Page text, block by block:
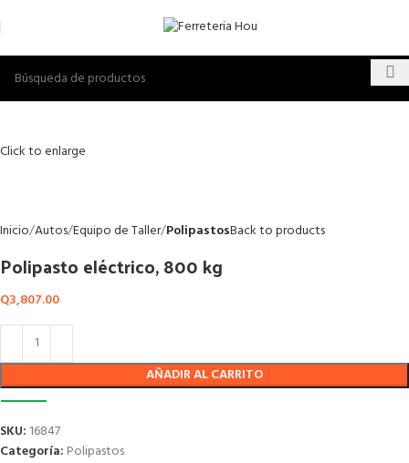
Click to enlarge
Inicio Autos Equipo de Taller PolipastosBack to products
Polipasto eléctrico, 800 kg
Q3,807.00
AÑADIR AL CARRITO
SKU: 16847
Categoría: Polipastos